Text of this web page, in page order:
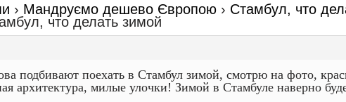
› Мандруємо дешево Європою › Стамбул, что
что делать зимой
подбивают поехать в Стамбул зимой, смотрю на фото,
архитектура, милые улочки! Зимой в Стамбуле наверно